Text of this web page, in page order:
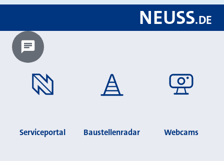
NEUSS.DE
Chatbot laden?
Serviceportal Baustellenradar Webcams